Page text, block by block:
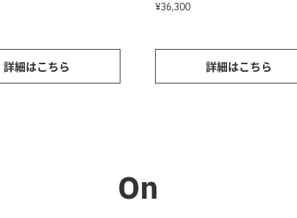
詳細はこちら
¥36,300
詳細はこちら
On